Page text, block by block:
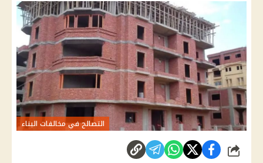
التصالح في مخالفات البناء
شارك